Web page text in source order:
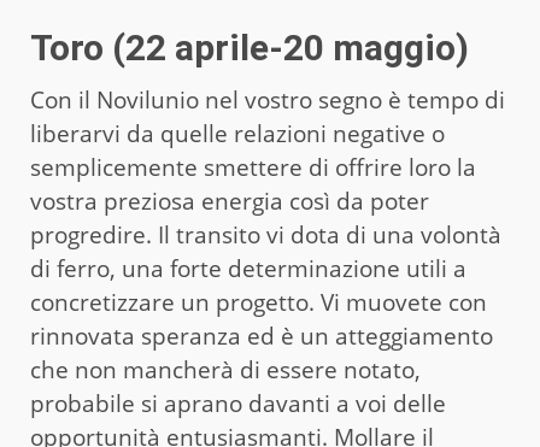
Toro (22 aprile-20 maggio)
Con il Novilunio nel vostro segno è tempo di
liberarvi da quelle relazioni negative o
semplicemente smettere di offrire loro la
vostra preziosa energia così da poter
progredire. Il transito vi dota di una volontà
di ferro, una forte determinazione utili a
concretizzare un progetto. Vi muovete con
rinnovata speranza ed è un atteggiamento
che non mancherà di essere notato,
probabile si aprano davanti a voi delle
opportunità entusiasmanti. Mollare il